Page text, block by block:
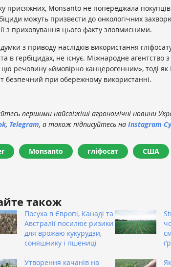
присяжних, Monsanto не попереджала покупців
можуть призвести до онкологічних
з приховування цього факту зловмисними.
з приводу наслідків використання
в гербіцидах, не існує. Міжнародне агентство
речовину «ймовірно канцерогенним», тоді як
безпечний при обережному використанні.
першими найсвіжіші агрономічні новини
, Telegram, а також підписуйтесь на Instagram
Monsanto гліфосат США
також
Посуха в Європі, Канаді та
Австралії посилює ризики
для врожаю кукурудзи,
соняшнику і пшениці
Утворення качанів на